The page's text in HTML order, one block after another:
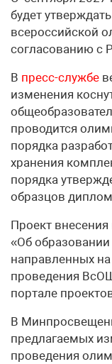
будет
всероссийской
согласованию с
В пресс-службе
изменения
проводится
порядка
хранения
порядка
образцов
Проект
«Об
направленных
проведения
портале
В
предлагаемых
проведения